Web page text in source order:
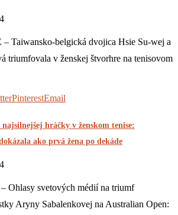
Taiwansko-belgická dvojica Hsie Su-wej a
triumfovala v ženskej štvorhre na tenisovom
PinterestEmail
hráčky v ženskom tenise:
ako prvá žena po dekáde
Ohlasy svetových médií na triumf
Aryny Sabalenkovej na Australian Open: